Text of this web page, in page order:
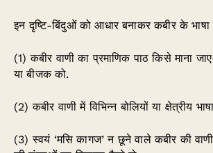
इन दृष्टि-बिंदुओं को आधार बनाकर कबीर के
(1) कबीर वाणी का प्रमाणिक पाठ किसे माना
या बीजक को.
(2) कबीर वाणी में विभिन्न बोलियों या क्षेत्रीय
(3) स्वयं ‘मसि कागज’ न छूने वाले कबीर की